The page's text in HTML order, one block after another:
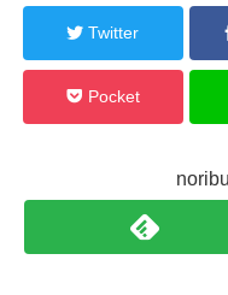
Twitter
Pocket